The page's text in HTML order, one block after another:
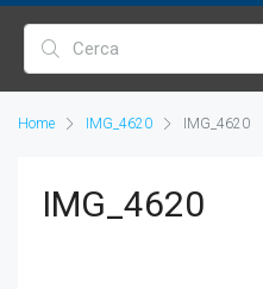
Home IMG_4620 IMG_4620
IMG_4620